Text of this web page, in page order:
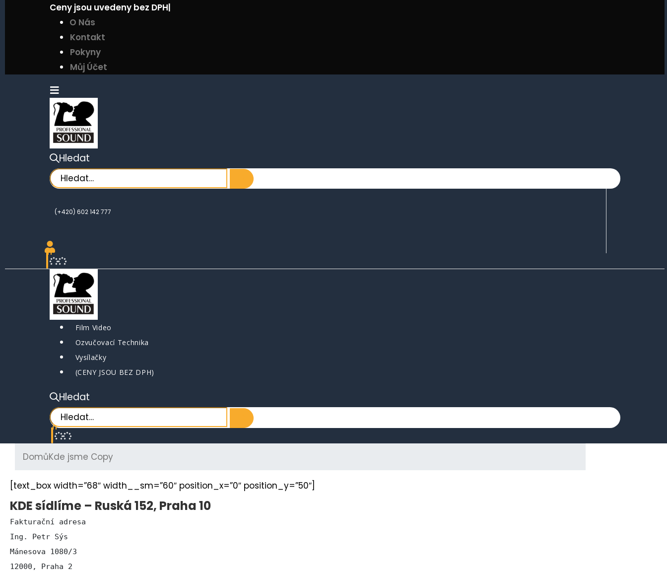
Ceny jsou uvedeny bez DPH|
O Nás
Kontakt
Pokyny
Můj Účet
Hledat
(+420) 602 142 777
Film Video
Ozvučovací Technika
Vysílačky
(CENY JSOU BEZ DPH)
Hledat
DomůKde jsme Copy
[text_box width=”68″ width__sm=”60″ position_x=”0″ position_y=”50″]
KDE sídlíme – Ruská 152, Praha 10
Fakturační adresa
Ing. Petr Sýs
Mánesova 1080/3
12000, Praha 2